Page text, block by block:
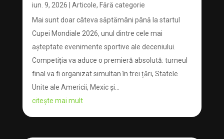
iun. 9, 2026 Articole, Fără categorie
Mai sunt doar câteva săptămâni până la startul
Cupei Mondiale 2026, unul dintre cele mai
așteptate evenimente sportive ale deceniului.
Competiția va aduce o premieră absolută: turneul
final va fi organizat simultan în trei țări, Statele
Unite ale Americii, Mexic și...
citește mai mult